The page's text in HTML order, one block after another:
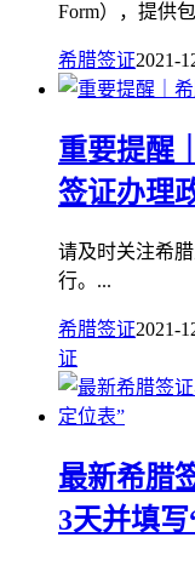
Form），提供
希腊签证2021-
重要提醒
签证办理
请及时关注希
行。...
希腊签证2021-
证
最新希腊
3天并填